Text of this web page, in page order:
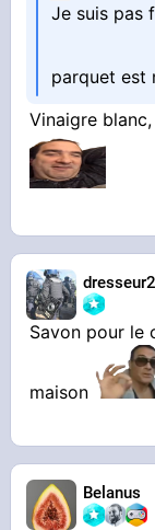
Je suis pas
parquet est
Vinaigre
Savon pour le
maison
Belanus